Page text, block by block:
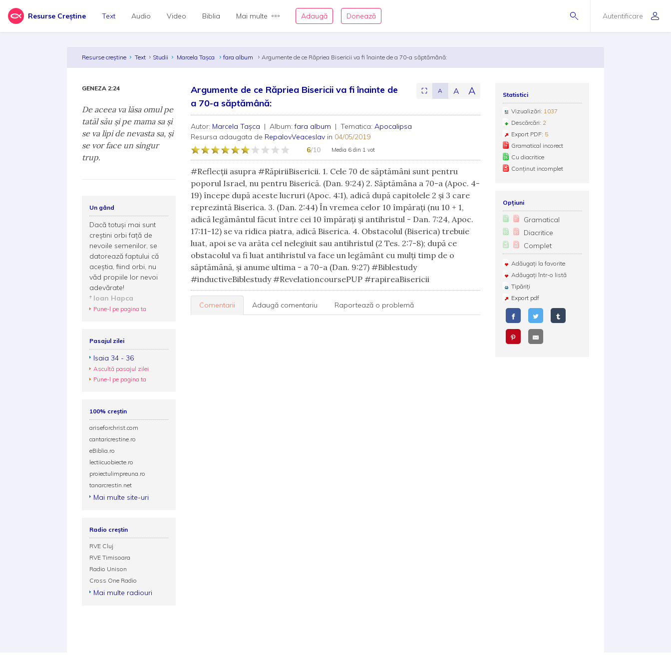
Resurse Creștine Autentificare
Text Audio Video Biblia Mai multe Adaugă Donează
Resurse creștine Text Studii Marcela Tașca fara album Argumente de ce Răpriea Bisericii va fi înainte de a 70-a săptămână:
Argumente de ce Răpriea Bisericii va fi înainte de
a 70-a săptămână:
⛶ A A A
Autor: Marcela Tașca | Album:fara album | Tematica:Apocalipsa
Resursa adaugata de RepalovVeaceslav in 04/05/2019
6/10 Media 6 din 1 vot
#Reflecții asupra #RăpiriiBisericii. 1. Cele 70 de săptămâni sunt pentru
poporul Israel, nu pentru Biserică. (Dan. 9:24) 2. Săptămâna a 70-a (Apoc. 4-
19) începe după aceste lucruri (Apoc. 4:1), adică după capitolele 2 și 3 care
reprezintă Biserica. 3. (Dan. 2:44) În vremea celor 10 împărați (nu 10 + 1,
adică legământul făcut între cei 10 împărați și antihristul - Dan. 7:24, Apoc.
17:11-12) se va ridica piatra, adică Biserica. 4. Obstacolul (Biserica) trebuie
luat, apoi se va arăta cel nelegiuit sau antihristul (2 Tes. 2:7-8); după ce
obstacolul va fi luat antihristul va face un legământ cu mulți timp de o
săptămână, și anume ultima - a 70-a (Dan. 9:27) #Biblestudy
#inductiveBiblestudy #RevelationcoursePUP #rapireaBisericii
Comentarii Adaugă comentariu Raportează o problemă
Statistici
Vizualizări: 1037
Descărcări: 2
Export PDF: 5
Gramatical incorect
Cu diacritice
Conținut incomplet
Opțiuni
Gramatical
Diacritice
Complet
Adăugați la favorite
Adăugați într-o listă
Tipăriți
Export pdf
GENEZA 2:24
De aceea va lăsa omul pe
tatăl său şi pe mama sa şi
se va lipi de nevasta sa, şi
se vor face un singur
trup.
Un gând
Dacă totuși mai sunt
creștini orbi față de
nevoile semenilor, se
datorează faptului că
aceștia, fiind orbi, nu
văd propiile lor nevoi
adevărate!
Ioan Hapca
Pune-l pe pagina ta
Pasajul zilei
Isaia 34 - 36
Ascultă pasajul zilei
Pune-l pe pagina ta
100% creștin
ariseforchrist.com
cantaricrestine.ro
eBiblia.ro
lectiicuobiecte.ro
proiectulimpreuna.ro
tanarcrestin.net
Mai multe site-uri
Radio creștin
RVE Cluj
RVE Timisoara
Radio Unison
Cross One Radio
Mai multe radiouri